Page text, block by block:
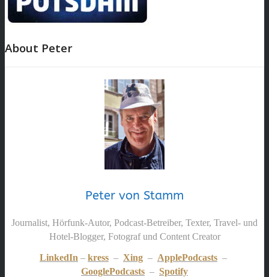
About Peter
Peter von Stamm
Journalist, Hörfunk-Autor, Podcast-Betreiber, Texter, Travel- und
Hotel-Blogger, Fotograf und Content Creator
LinkedIn – kress – Xing – ApplePodcasts –
GooglePodcasts – Spotify